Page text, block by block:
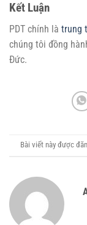
Kết Luận
PDT chính là trung
chúng tôi đồng
Đức.
Bài viết này được